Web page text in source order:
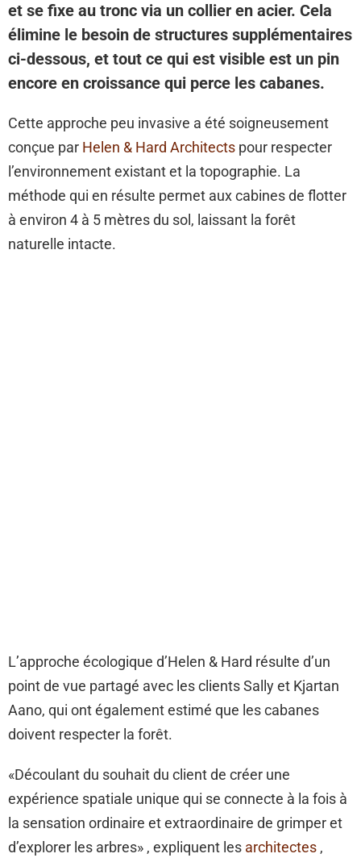
et se fixe au tronc via un collier en acier. Cela
élimine le besoin de structures supplémentaires
ci-dessous, et tout ce qui est visible est un pin
encore en croissance qui perce les cabanes.
Cette approche peu invasive a été soigneusement
conçue par Helen & Hard Architects pour respecter
l’environnement existant et la topographie. La
méthode qui en résulte permet aux cabines de flotter
à environ 4 à 5 mètres du sol, laissant la forêt
naturelle intacte.
L’approche écologique d’Helen & Hard résulte d’un
point de vue partagé avec les clients Sally et Kjartan
Aano, qui ont également estimé que les cabanes
doivent respecter la forêt.
«Découlant du souhait du client de créer une
expérience spatiale unique qui se connecte à la fois à
la sensation ordinaire et extraordinaire de grimper et
d’explorer les arbres» , expliquent les architectes ,